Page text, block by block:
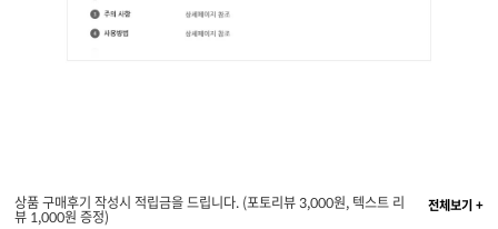
상품 구매후기 작성시 적립금을 드립니다. (포토리뷰 3,000원, 텍스트 리
뷰 1,000원 증정)
전체보기 +